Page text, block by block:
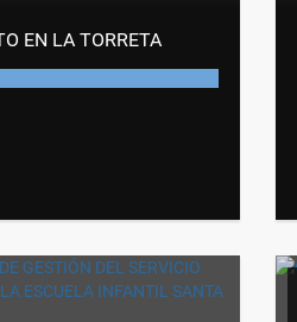
EN LA TORRETA